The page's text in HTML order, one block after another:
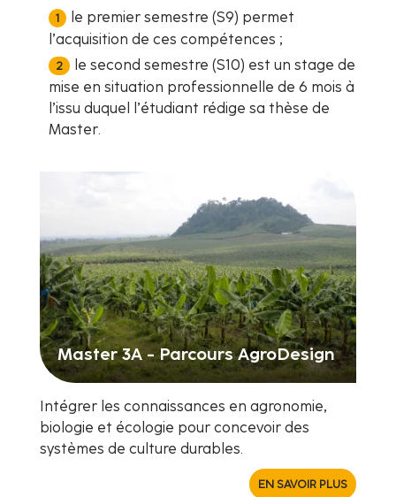
le premier semestre (S9) permet
l’acquisition de ces compétences ;
le second semestre (S10) est un stage de
mise en situation professionnelle de 6 mois à
l’issu duquel l’étudiant rédige sa thèse de
Master.
Master 3A - Parcours AgroDesign
Intégrer les connaissances en agronomie,
biologie et écologie pour concevoir des
systèmes de culture durables.
EN SAVOIR PLUS